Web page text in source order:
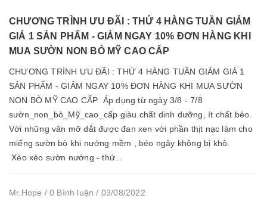
CHƯƠNG TRÌNH ƯU ĐÃI : THỨ 4 HÀNG TUẦN GIẢM
GIÁ 1 SẢN PHẨM - GIẢM NGAY 10% ĐƠN HÀNG KHI
MUA SƯỜN NON BÒ MỸ CAO CẤP
CHƯƠNG TRÌNH ƯU ĐÃI : THỨ 4 HÀNG TUẦN GIẢM GIÁ 1
SẢN PHẨM - GIẢM NGAY 10% ĐƠN HÀNG KHI MUA SƯỜN
NON BÒ MỸ CAO CẤP Áp dụng từ ngày 3/8 - 7/8
sườn_non_bò_Mỹ_cao_cấp giàu chất dinh dưỡng, ít chất béo.
Với những vân mỡ dắt được đan xen với phần thịt nạc làm cho
miếng sườn bò khi nướng mềm , béo ngậy không bị khô.
Xèo xèo sườn nướng - thứ...
Mr.Hope / 0 Bình luận / 03/08/2022